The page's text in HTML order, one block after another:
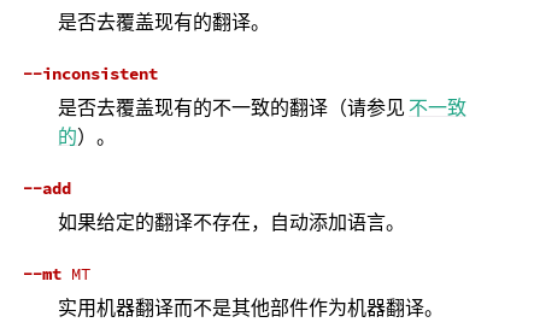
是否去覆盖现有的翻译。
--inconsistent
是否去覆盖现有的不一致的翻译（请参见 不一致
的）。
--add
如果给定的翻译不存在，自动添加语言。
--mt MT
实用机器翻译而不是其他部件作为机器翻译。